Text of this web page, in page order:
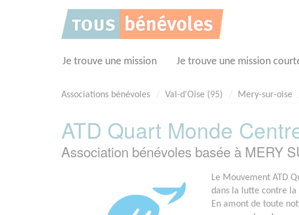
Je trouve une mission Je trouve une mission
Associations bénévoles Val-d'Oise (95) Mery-sur-oise
ATD Quart Monde
Association bénévoles basée à MERY
Le Mouvement ATD
dans la lutte contre la
En amont de toute